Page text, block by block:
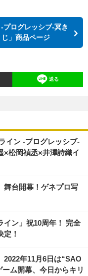
プログレッシブ‐冥き
」商品ページ
送る
イン -プログレッシブ-
×松岡禎丞×井澤詩織イ
舞台開幕！ゲネプロ写
イン」祝10周年！ 完全
！
2022年11月6日は“SAO
ム開幕、今日からキリ